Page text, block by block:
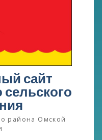
сайт
сельского
района Омской